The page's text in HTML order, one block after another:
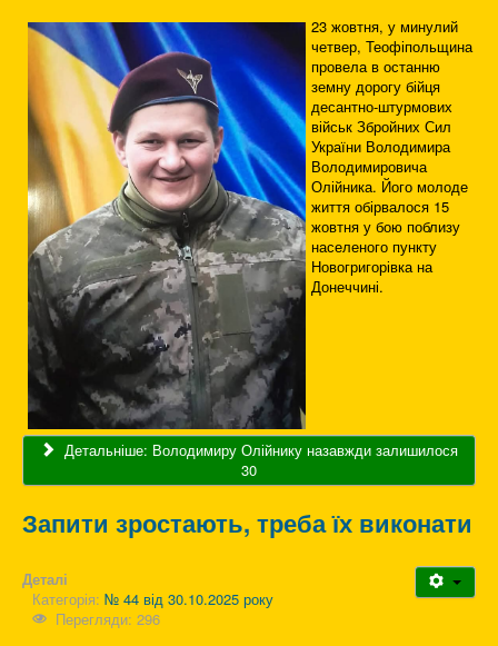
23 жовтня, у минулий
четвер, Теофіпольщина
провела в останню
земну дорогу бійця
десантно-штурмових
військ Збройних Сил
України Володимира
Володимировича
Олійника. Його молоде
життя обірвалося 15
жовтня у бою поблизу
населеного пункту
Новогригорівка на
Донеччині.
Детальніше: Володимиру Олійнику назавжди залишилося
30
Запити зростають, треба їх виконати
Деталі
Категорія: № 44 від 30.10.2025 року
Перегляди: 296